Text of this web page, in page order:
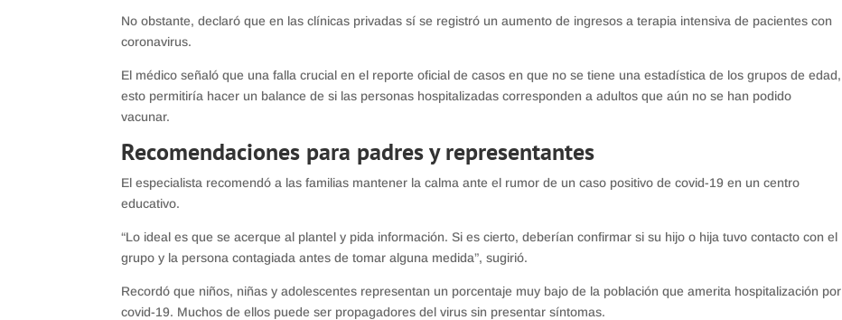
No obstante, declaró que en las clínicas privadas sí se registró un aumento de ingresos a terapia intensiva de pacientes con
coronavirus.
El médico señaló que una falla crucial en el reporte oficial de casos en que no se tiene una estadística de los grupos de edad,
esto permitiría hacer un balance de si las personas hospitalizadas corresponden a adultos que aún no se han podido
vacunar.
Recomendaciones para padres y representantes
El especialista recomendó a las familias mantener la calma ante el rumor de un caso positivo de covid-19 en un centro
educativo.
“Lo ideal es que se acerque al plantel y pida información. Si es cierto, deberían confirmar si su hijo o hija tuvo contacto con el
grupo y la persona contagiada antes de tomar alguna medida”, sugirió.
Recordó que niños, niñas y adolescentes representan un porcentaje muy bajo de la población que amerita hospitalización por
covid-19. Muchos de ellos puede ser propagadores del virus sin presentar síntomas.